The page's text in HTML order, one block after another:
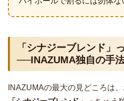
「シナジーブレンド」
──INAZUMA独自の手
INAZUMAの最大の見どころは